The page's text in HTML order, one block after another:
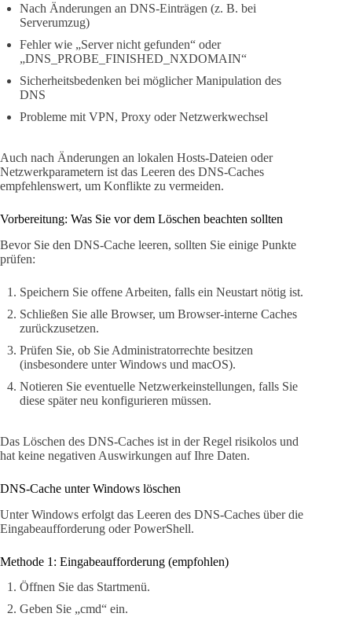
Nach Änderungen an DNS-Einträgen (z. B. bei
Serverumzug)
Fehler wie „Server nicht gefunden“ oder
„DNS_PROBE_FINISHED_NXDOMAIN“
Sicherheitsbedenken bei möglicher Manipulation des
DNS
Probleme mit VPN, Proxy oder Netzwerkwechsel
Auch nach Änderungen an lokalen Hosts-Dateien oder
Netzwerkparametern ist das Leeren des DNS-Caches
empfehlenswert, um Konflikte zu vermeiden.
Vorbereitung: Was Sie vor dem Löschen beachten sollten
Bevor Sie den DNS-Cache leeren, sollten Sie einige Punkte
prüfen:
Speichern Sie offene Arbeiten, falls ein Neustart nötig ist.
Schließen Sie alle Browser, um Browser-interne Caches
zurückzusetzen.
Prüfen Sie, ob Sie Administratorrechte besitzen
(insbesondere unter Windows und macOS).
Notieren Sie eventuelle Netzwerkeinstellungen, falls Sie
diese später neu konfigurieren müssen.
Das Löschen des DNS-Caches ist in der Regel risikolos und
hat keine negativen Auswirkungen auf Ihre Daten.
DNS-Cache unter Windows löschen
Unter Windows erfolgt das Leeren des DNS-Caches über die
Eingabeaufforderung oder PowerShell.
Methode 1: Eingabeaufforderung (empfohlen)
Öffnen Sie das Startmenü.
Geben Sie „cmd“ ein.